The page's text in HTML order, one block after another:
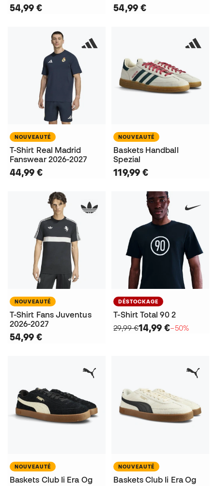
54,99 € 54,99 €
NOUVEAUTÉ
T-Shirt Real Madrid
Fanswear 2026-2027
44,99 €
NOUVEAUTÉ
Baskets Handball
Spezial
119,99 €
NOUVEAUTÉ
T-Shirt Fans Juventus
2026-2027
54,99 €
DÉSTOCKAGE
T-Shirt Total 90 2
29,99 €14,99 €−50%
NOUVEAUTÉ
Baskets Club Ii Era Og
NOUVEAUTÉ
Baskets Club Ii Era Og